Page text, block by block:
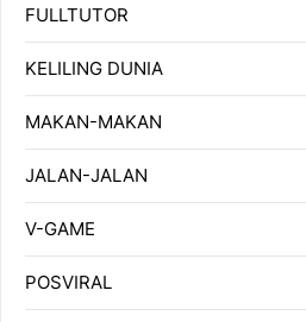
FULLTUTOR
KELILING DUNIA
MAKAN-MAKAN
JALAN-JALAN
V-GAME
POSVIRAL